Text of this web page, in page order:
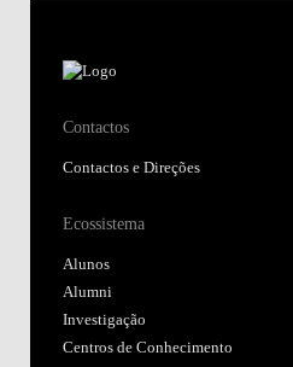
Contactos
Contactos e Direções
Ecossistema
Alunos
Alumni
Investigação
Centros de Conhecimento